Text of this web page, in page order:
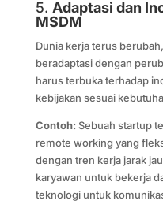
5. Adaptasi dan
MSDM
Dunia kerja terus
beradaptasi dengan
harus terbuka terhadap
kebijakan sesuai
Contoh: Sebuah startup
remote working yang
dengan tren kerja jarak
karyawan untuk bekerja
teknologi untuk